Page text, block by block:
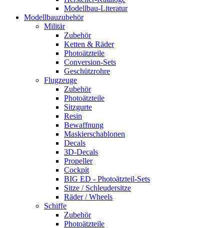
Modellbau-Literatur
Modellbauzubehör
Militär
Zubehör
Ketten & Räder
Photoätzteile
Conversion-Sets
Geschützrohre
Flugzeuge
Zubehör
Photoätzteile
Sitzgurte
Resin
Bewaffnung
Maskierschablonen
Decals
3D-Decals
Propeller
Cockpit
BIG ED - Photoätzteil-Sets
Sitze / Schleudersitze
Räder / Wheels
Schiffe
Zubehör
Photoätzteile